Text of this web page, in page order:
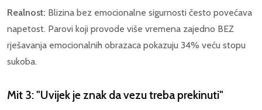
Realnost: Blizina bez emocionalne sigurnosti često povećava
napetost. Parovi koji provode više vremena zajedno BEZ
rješavanja emocionalnih obrazaca pokazuju 34% veću stopu
sukoba.
Mit 3: "Uvijek je znak da vezu treba prekinuti"